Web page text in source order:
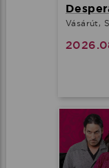
Vásárút,